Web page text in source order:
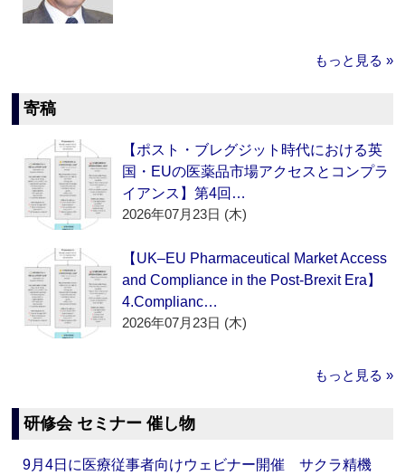
もっと見る »
寄稿
【ポスト・ブレグジット時代における英
国・EUの医薬品市場アクセスとコンプラ
イアンス】第4回…
2026年07月23日 (木)
【UK–EU Pharmaceutical Market Access
and Compliance in the Post-Brexit Era】
4.Complianc…
2026年07月23日 (木)
もっと見る »
研修会 セミナー 催し物
9月4日に医療従事者向けウェビナー開催 サクラ精機